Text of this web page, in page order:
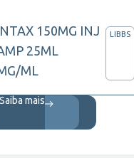
150MG INJ
25ML
ML
LIBBS
Saiba mais